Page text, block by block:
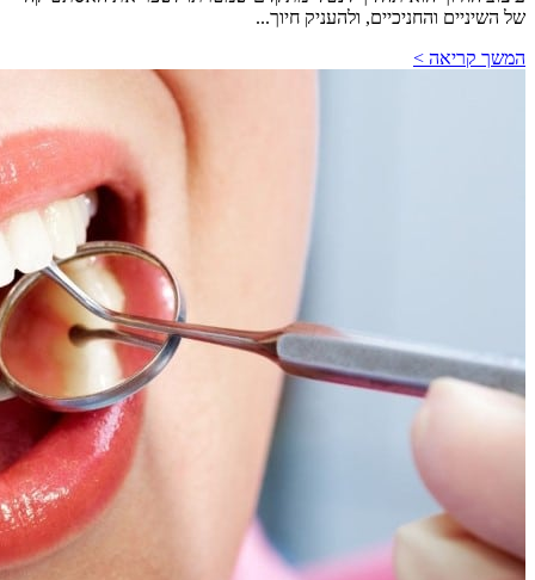
של השיניים והחניכיים, ולהעניק חיוך...
המשך קריאה >